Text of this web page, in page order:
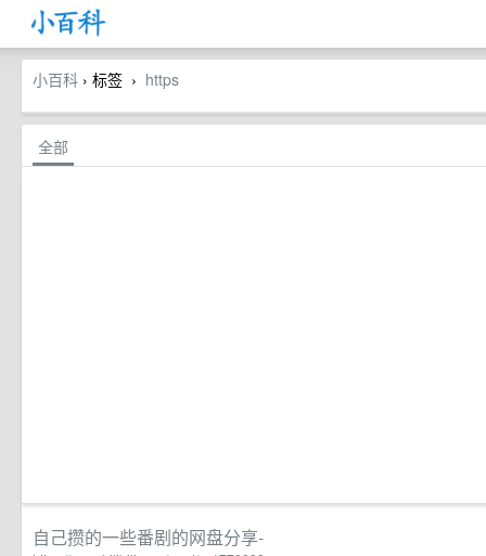
小百科 › 标签 › https
全部
自己攒的一些番剧的网盘分享-